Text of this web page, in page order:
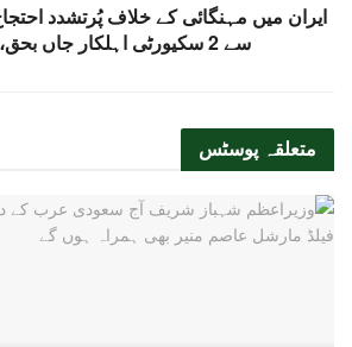
ایران میں مہنگائی کے خلاف پُرتشدد
سے 2 سکیورٹی اہلکار جاں بحق، 30 زخمی
متعلقہ پوسٹس